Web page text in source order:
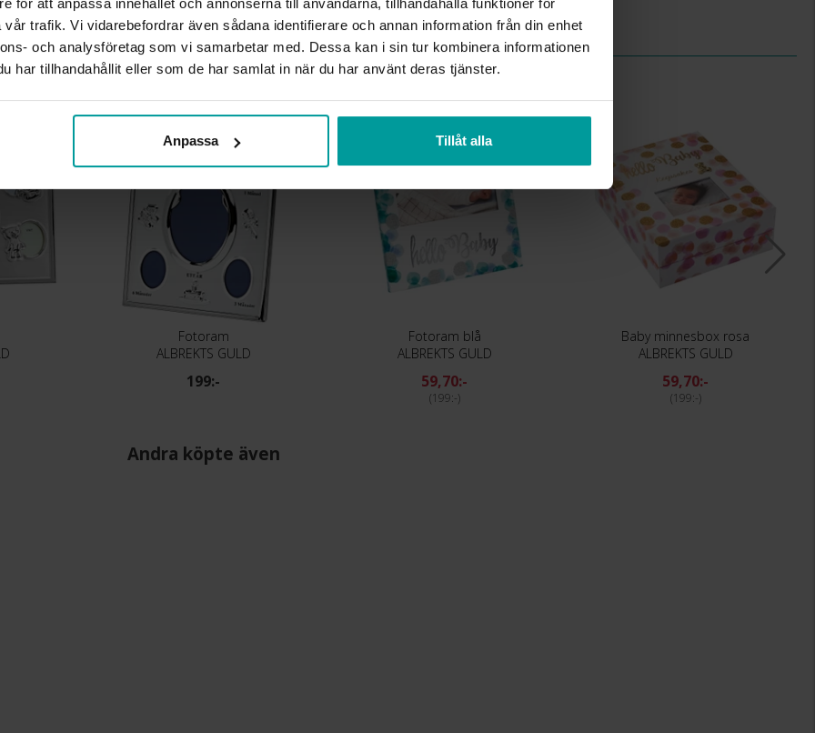
för att anpassa innehållet och annonserna till användarna, tillhandahålla funktioner för
trafik. Vi vidarebefordrar även sådana identifierare och annan information från din enhet
och analysföretag som vi samarbetar med. Dessa kan i sin tur kombinera informationen
har tillhandahållit eller som de har samlat in när du har använt deras tjänster.
Anpassa Tillåt alla
VARUMÄRKE
Albrekts Guld
MATERIAL
plast, papper
Fotoram
ALBREKTS GULD
199:-
REA
Fotoram blå
ALBREKTS GULD
59,70:-
199:-
REA
Baby minnesbox rosa
ALBREKTS GULD
59,70:-
199:-
Andra köpte även